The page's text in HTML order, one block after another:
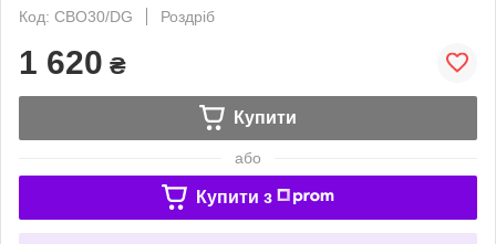
Код: CBO30/DG
Роздріб
1 620 ₴
Купити
або
Купити з